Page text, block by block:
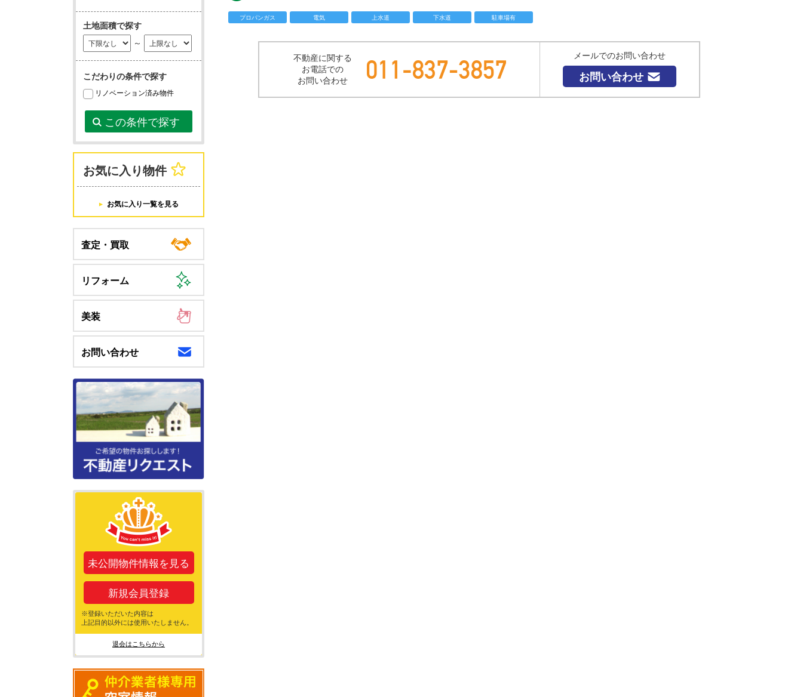
プロパンガス 電気 上水道 下水道 駐車場有
不動産に関する
お電話での
お問い合わせ
メールでのお問い合わせ
お問い合わせ
土地面積で探す
～
こだわりの条件で探す
リノベーション済み物件
この条件で探す
お気に入り物件
お気に入り一覧を見る
査定・買取
リフォーム
美装
お問い合わせ
未公開物件情報を見る
新規会員登録
※登録いただいた内容は
上記目的以外には使用いたしません。
退会はこちらから